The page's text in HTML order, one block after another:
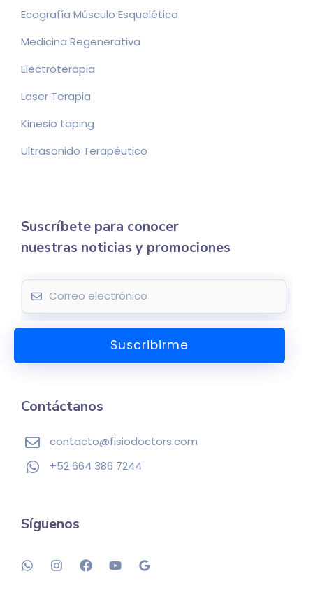
Ecografía Músculo Esquelética
Medicina Regenerativa
Electroterapia
Laser Terapia
Kinesio taping
Ultrasonido Terapéutico
Suscríbete para conocer
nuestras noticias y promociones
m
a
l
Suscribirme
Contáctanos
contacto@fisiodoctors.com
+52 664 386 7244
Síguenos